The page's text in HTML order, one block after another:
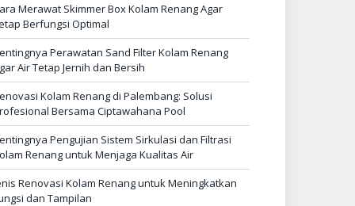
Merawat Skimmer Box Kolam Renang Agar
Berfungsi Optimal
Perawatan Sand Filter Kolam Renang
Air Tetap Jernih dan Bersih
Kolam Renang di Palembang: Solusi
Bersama Ciptawahana Pool
Pengujian Sistem Sirkulasi dan Filtrasi
Renang untuk Menjaga Kualitas Air
Renovasi Kolam Renang untuk Meningkatkan
dan Tampilan